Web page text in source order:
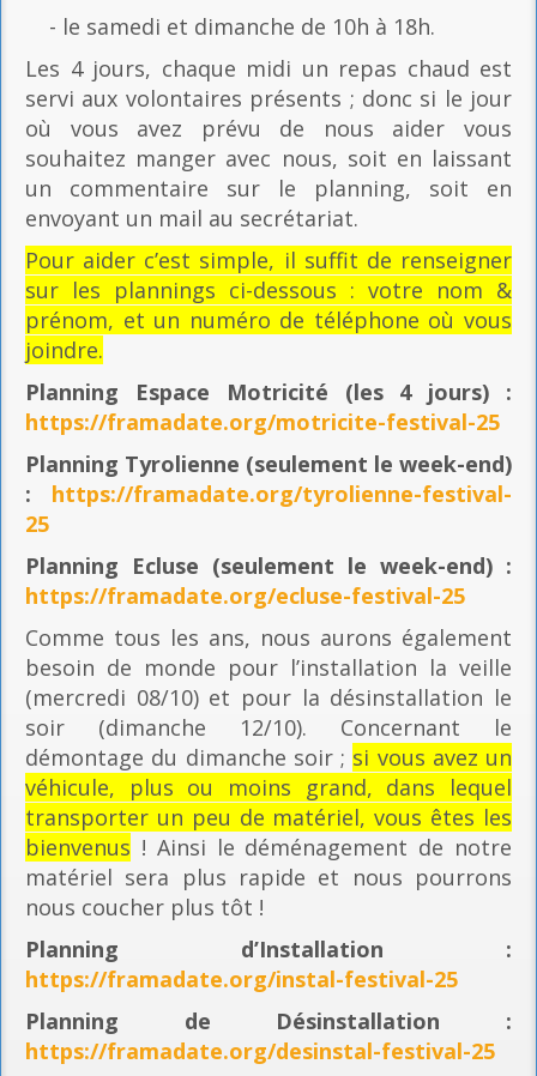
- le samedi et dimanche de 10h à 18h.
Les 4 jours, chaque midi un repas chaud est
servi aux volontaires présents ; donc si le jour
où vous avez prévu de nous aider vous
souhaitez manger avec nous, soit en laissant
un commentaire sur le planning, soit en
envoyant un mail au secrétariat.
Pour aider c’est simple, il suffit de renseigner
sur les plannings ci-dessous : votre nom &
prénom, et un numéro de téléphone où vous
joindre.
Planning Espace Motricité (les 4 jours) :
https://framadate.org/motricite-festival-25
Planning Tyrolienne (seulement le week-end)
: https://framadate.org/tyrolienne-festival-
25
Planning Ecluse (seulement le week-end) :
https://framadate.org/ecluse-festival-25
Comme tous les ans, nous aurons également
besoin de monde pour l’installation la veille
(mercredi 08/10) et pour la désinstallation le
soir (dimanche 12/10). Concernant le
démontage du dimanche soir ; si vous avez un
véhicule, plus ou moins grand, dans lequel
transporter un peu de matériel, vous êtes les
bienvenus ! Ainsi le déménagement de notre
matériel sera plus rapide et nous pourrons
nous coucher plus tôt !
Planning d’Installation :
https://framadate.org/instal-festival-25
Planning de Désinstallation :
https://framadate.org/desinstal-festival-25